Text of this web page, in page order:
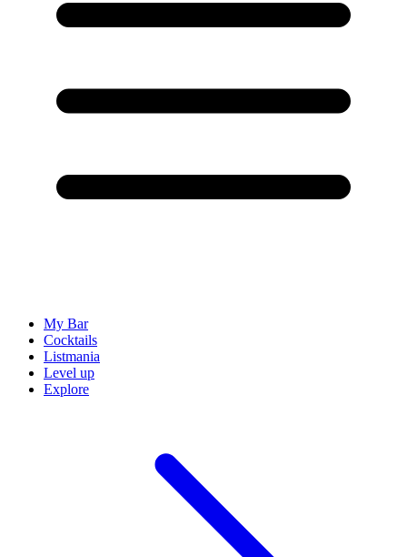
My Bar
Cocktails
Listmania
Level up
Explore